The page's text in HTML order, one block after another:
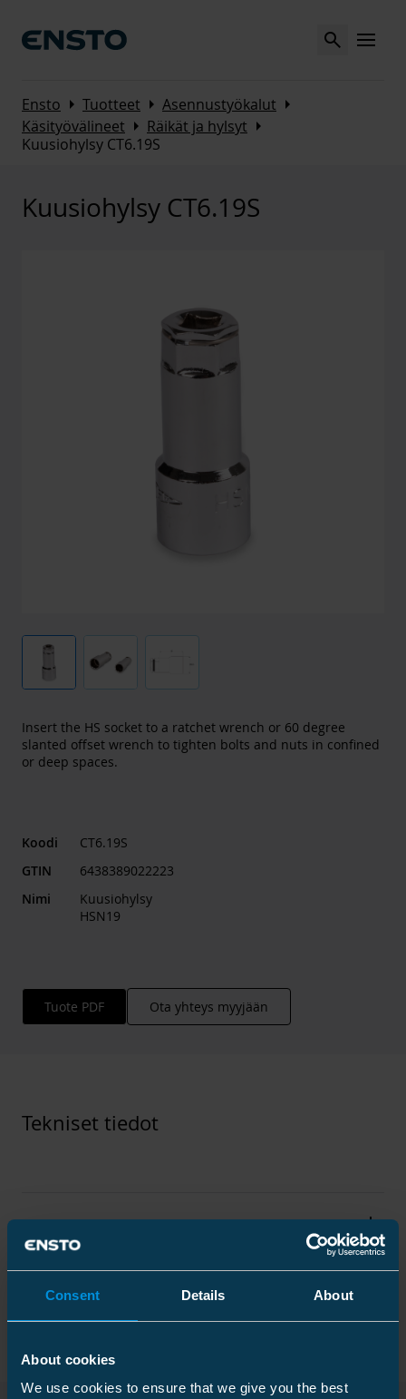
Consent Details About
About cookies
We use cookies to ensure that we give you the best
Search MENU
Ensto Arrow_right Tuotteet Arrow_right Asennustyökalut Arrow_right
Käsityövälineet Arrow_right Räikät ja hylsyt Arrow_right
Kuusiohylsy CT6.19S
Kuusiohylsy CT6.19S
Insert the HS socket to a ratchet wrench or 60 degree
slanted offset wrench to tighten bolts and nuts in confined
or deep spaces.
Koodi
CT6.19S
GTIN
6438389022223
Nimi
Kuusiohylsy
HSN19
Tuote PDF Ota yhteys myyjään
Tekniset tiedot
Tekniset tiedot
Mitat
Pakkaustiedot